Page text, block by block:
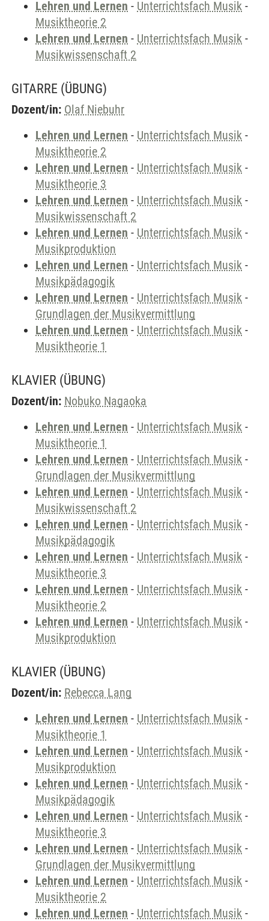
Lehren und Lernen - Unterrichtsfach Musik -
Musiktheorie 2
Lehren und Lernen - Unterrichtsfach Musik -
Musikwissenschaft 2
GITARRE (ÜBUNG)
Dozent/in: Olaf Niebuhr
Lehren und Lernen - Unterrichtsfach Musik -
Musiktheorie 2
Lehren und Lernen - Unterrichtsfach Musik -
Musiktheorie 3
Lehren und Lernen - Unterrichtsfach Musik -
Musikwissenschaft 2
Lehren und Lernen - Unterrichtsfach Musik -
Musikproduktion
Lehren und Lernen - Unterrichtsfach Musik -
Musikpädagogik
Lehren und Lernen - Unterrichtsfach Musik -
Grundlagen der Musikvermittlung
Lehren und Lernen - Unterrichtsfach Musik -
Musiktheorie 1
KLAVIER (ÜBUNG)
Dozent/in: Nobuko Nagaoka
Lehren und Lernen - Unterrichtsfach Musik -
Musiktheorie 1
Lehren und Lernen - Unterrichtsfach Musik -
Grundlagen der Musikvermittlung
Lehren und Lernen - Unterrichtsfach Musik -
Musikwissenschaft 2
Lehren und Lernen - Unterrichtsfach Musik -
Musikpädagogik
Lehren und Lernen - Unterrichtsfach Musik -
Musiktheorie 3
Lehren und Lernen - Unterrichtsfach Musik -
Musiktheorie 2
Lehren und Lernen - Unterrichtsfach Musik -
Musikproduktion
KLAVIER (ÜBUNG)
Dozent/in: Rebecca Lang
Lehren und Lernen - Unterrichtsfach Musik -
Musiktheorie 1
Lehren und Lernen - Unterrichtsfach Musik -
Musikproduktion
Lehren und Lernen - Unterrichtsfach Musik -
Musikpädagogik
Lehren und Lernen - Unterrichtsfach Musik -
Musiktheorie 3
Lehren und Lernen - Unterrichtsfach Musik -
Grundlagen der Musikvermittlung
Lehren und Lernen - Unterrichtsfach Musik -
Musiktheorie 2
Lehren und Lernen - Unterrichtsfach Musik -